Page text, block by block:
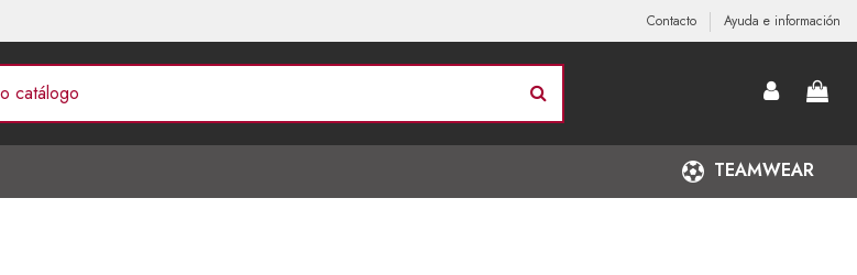
Contacto Ayuda e información
TEAMWEAR